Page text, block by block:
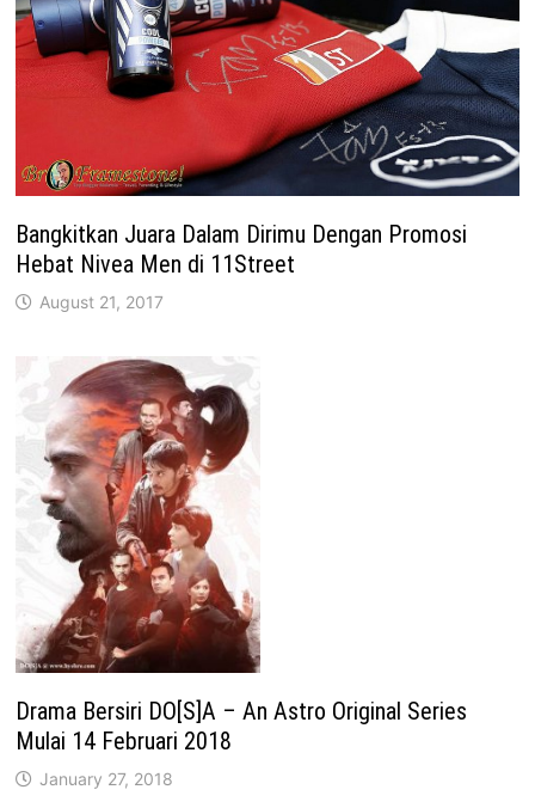
Bangkitkan Juara Dalam Dirimu Dengan Promosi
Hebat Nivea Men di 11Street
August 21, 2017
Drama Bersiri DO[S]A – An Astro Original Series
Mulai 14 Februari 2018
January 27, 2018